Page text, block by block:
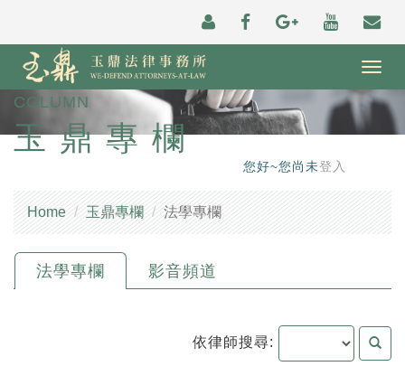
COLUMN
玉鼎專欄
您好~您尚未登入
Home 玉鼎專欄 法學專欄
法學專欄 影音頻道
依律師搜尋: